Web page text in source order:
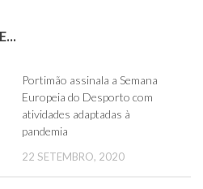
Portimão assinala a Semana
Europeia do Desporto com
atividades adaptadas à
pandemia
22 SETEMBRO, 2020